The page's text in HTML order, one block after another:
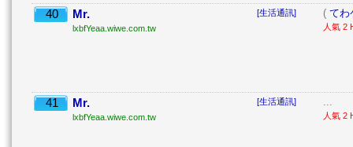
40 Mr.
lxbfYeaa.wiwe.com.tw
[生活通訊] ( てわ
人氣 2
41 Mr.
lxbfYeaa.wiwe.com.tw
[生活通訊] ...
人氣 2